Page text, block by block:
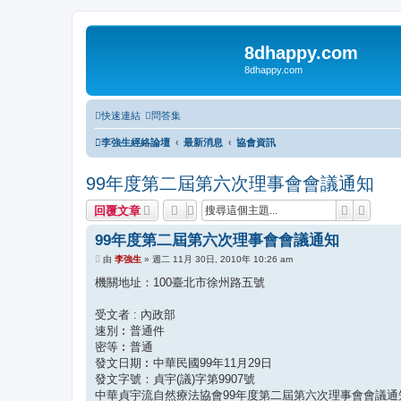
8dhappy.com
8dhappy.com
快速連結 問答集
李強生經絡論壇 最新消息 協會資訊
99年度第二屆第六次理事會會議通知
回覆文章 搜尋
99年度第二屆第六次理事會會議通知
文
由 李強生 » 週二 11月 30日, 2010年 10:26 am
機關地址：100臺北市徐州路五號
受文者 : 內政部
速別︰普通件
密等︰普通
發文日期︰中華民國99年11月29日
發文字號：貞宇(議)字第9907號
中華貞宇流自然療法協會99年度第二屆第六次理事會會議通